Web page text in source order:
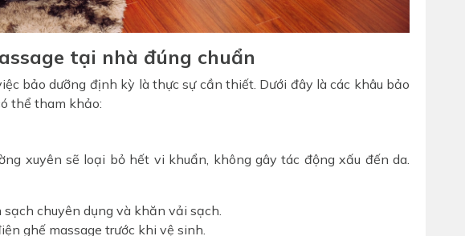
tại nhà đúng chuẩn
bảo dưỡng định kỳ là thực sự cần thiết. Dưới đây là các khâu bảo
thể tham khảo:
xuyên sẽ loại bỏ hết vi khuẩn, không gây tác động xấu đến da.
sạch chuyên dụng và khăn vải sạch.
ghế massage trước khi vệ sinh.